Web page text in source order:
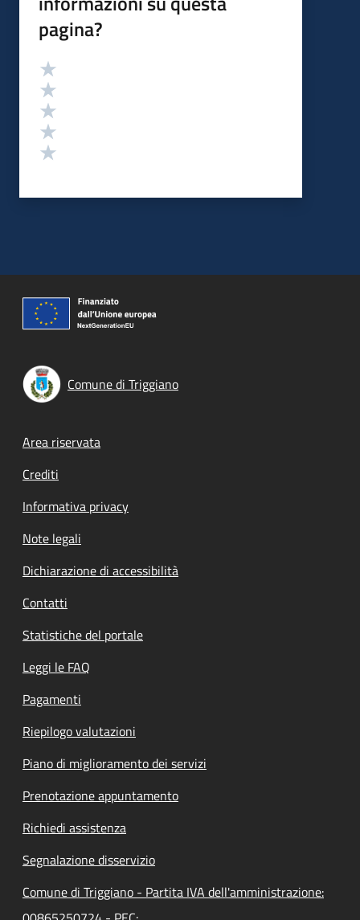
pagina?
Valutazione
Comune di Triggiano
Footer menu
Area riservata
Crediti
Informativa privacy
Note legali
Dichiarazione di accessibilità
Contatti
Statistiche del portale
Leggi le FAQ
Pagamenti
Riepilogo valutazioni
Piano di miglioramento dei servizi
Prenotazione appuntamento
Richiedi assistenza
Segnalazione disservizio
Comune di Triggiano - Partita IVA dell'amministrazione: